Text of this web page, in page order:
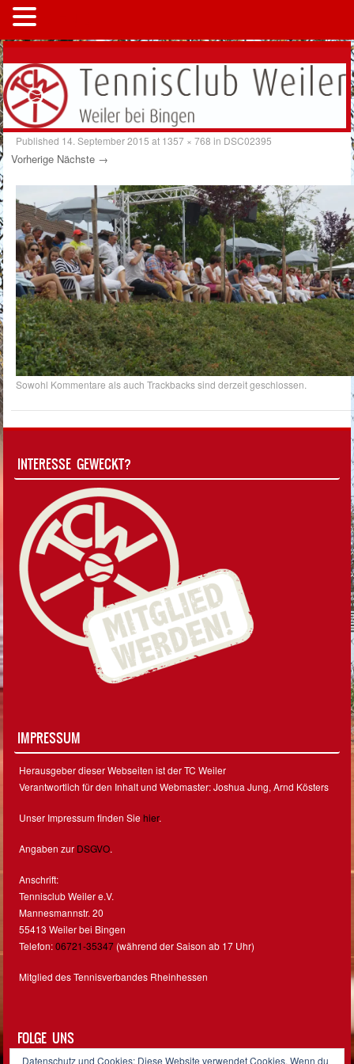
Published 14. September 2015 at 1357 × 768 in DSC02395
Vorherige Nächste →
Sowohl Kommentare als auch Trackbacks sind derzeit geschlossen.
INTERESSE GEWECKT?
IMPRESSUM
Herausgeber dieser Webseiten ist der TC Weiler
Verantwortlich für den Inhalt und Webmaster: Joshua Jung, Arnd Kösters
Unser Impressum finden Siehier.
Angaben zur DSGVO.
Anschrift:
Tennisclub Weiler e.V.
Mannesmannstr. 20
55413 Weiler bei Bingen
Telefon:06721-35347 (während der Saison ab 17 Uhr)
Mitglied des Tennisverbandes Rheinhessen
FOLGE UNS
Datenschutz und Cookies: Diese Website verwendet Cookies. Wenn du